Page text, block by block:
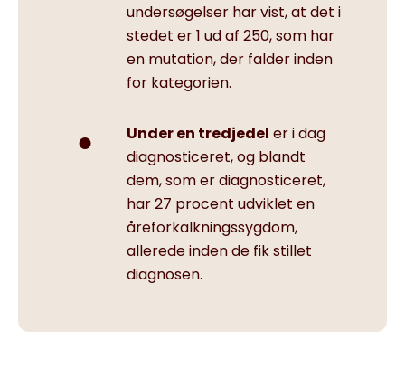
undersøgelser har vist, at det i
stedet er 1 ud af 250, som har
en mutation, der falder inden
for kategorien.
Under en tredjedel er i dag
diagnosticeret, og blandt
dem, som er diagnosticeret,
har 27 procent udviklet en
åreforkalkningssygdom,
allerede inden de fik stillet
diagnosen.